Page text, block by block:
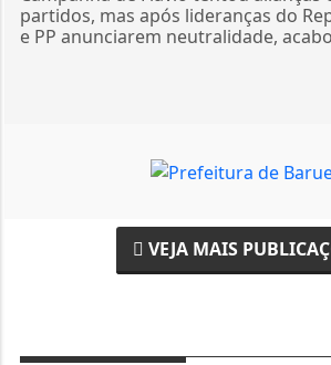
partidos, mas após lideranças do
e PP anunciarem neutralidade,
VEJA MAIS